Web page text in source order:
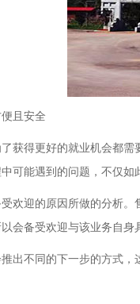
且安全
获得更好的就业机会都
可能遇到的问题，不仅
欢迎的原因所做的分析
会备受欢迎与该业务自身
出不同的下一步的方式